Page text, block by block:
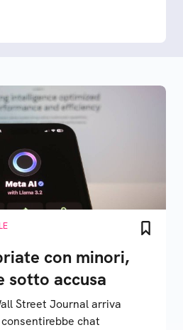
con minori,
sotto accusa
Street Journal arriva
consentirebbe chat